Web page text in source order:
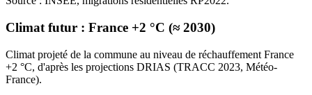
Climat futur : France +2 °C (≈ 2030)
Climat projeté de la commune au niveau de réchauffement France
+2 °C, d'après les projections DRIAS (TRACC 2023, Météo-
France).